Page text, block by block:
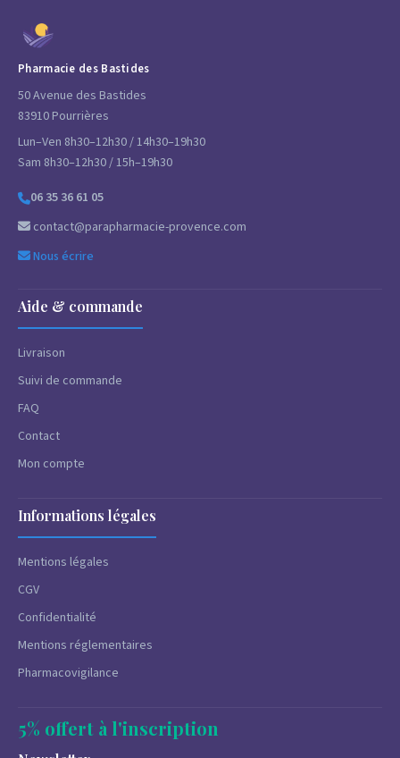
Pharmacie des Bastides
50 Avenue des Bastides
83910 Pourrières
Lun–Ven 8h30–12h30 / 14h30–19h30
Sam 8h30–12h30 / 15h–19h30
06 35 36 61 05
contact@parapharmacie-provence.com
Nous écrire
Aide & commande
Livraison
Suivi de commande
FAQ
Contact
Mon compte
Informations légales
Mentions légales
CGV
Confidentialité
Mentions réglementaires
Pharmacovigilance
5% offert à l'inscription